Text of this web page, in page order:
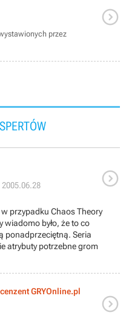
przez

2005.06.28 
przypadku Chaos Theory
wiadomo było, że to co
ponadprzeciętną. Seria
atrybuty potrzebne grom
GRYOnline.pl
